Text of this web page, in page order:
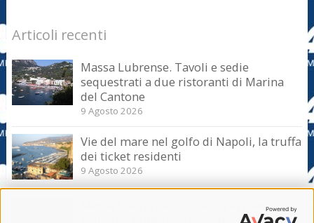
Articoli recenti
Massa Lubrense. Tavoli e sedie
sequestrati a due ristoranti di Marina
del Cantone
9 Agosto 2026
Vie del mare nel golfo di Napoli, la truffa
dei ticket residenti
9 Agosto 2026
Massa Lubrense. Sicurezza in mare